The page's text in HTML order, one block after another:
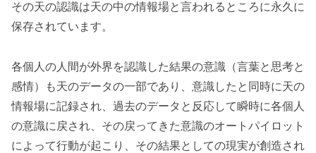
その天の認識は天の中の情報場と言われるところに永久に
保存されています。
各個人の人間が外界を認識した結果の意識（言葉と思考と
感情）も天のデータの一部であり、意識したと同時に天の
情報場に記録され、過去のデータと反応して瞬時に各個人
の意識に戻され、その戻ってきた意識のオートパイロット
によって行動が起こり、その結果としての現実が創造され